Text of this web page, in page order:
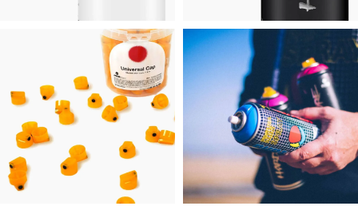
HARDCORE
143 products